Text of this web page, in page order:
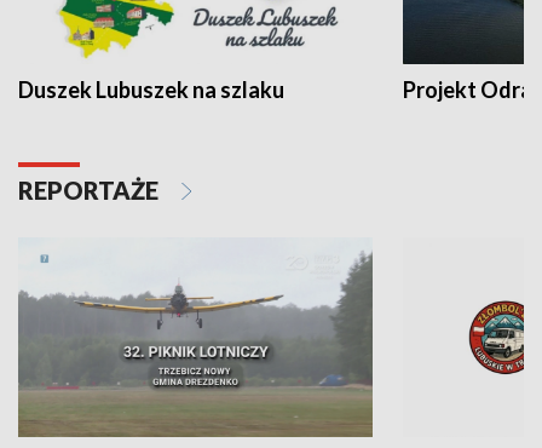
Duszek Lubuszek na szlaku Projekt Odra
REPORTAŻE